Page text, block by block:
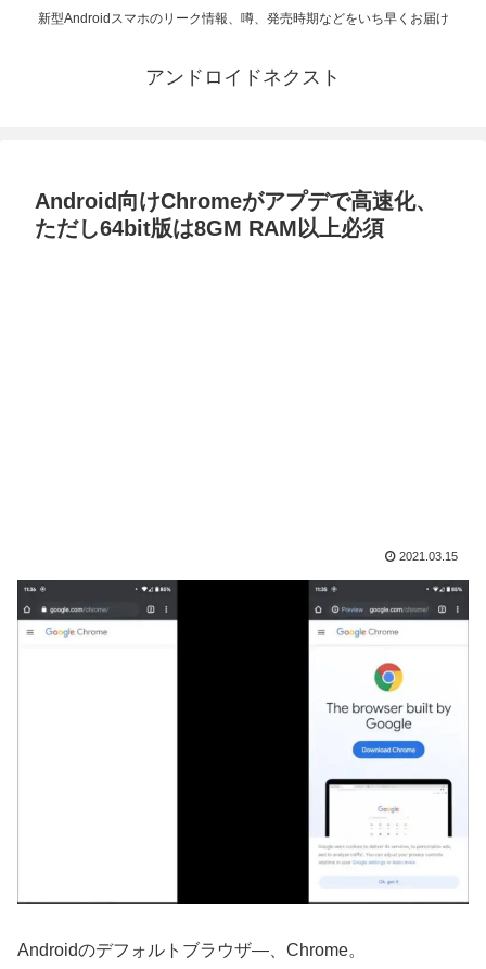
新型Androidスマホのリーク情報、噂、発売時期などをいち早くお届け
アンドロイドネクスト
Android向けChromeがアプデで高速化、
ただし64bit版は8GM RAM以上必須
2021.03.15
Androidのデフォルトブラウザ―、Chrome。